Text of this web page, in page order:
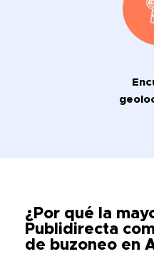
¿Por qué la
Publidirecta
de buzoneo en